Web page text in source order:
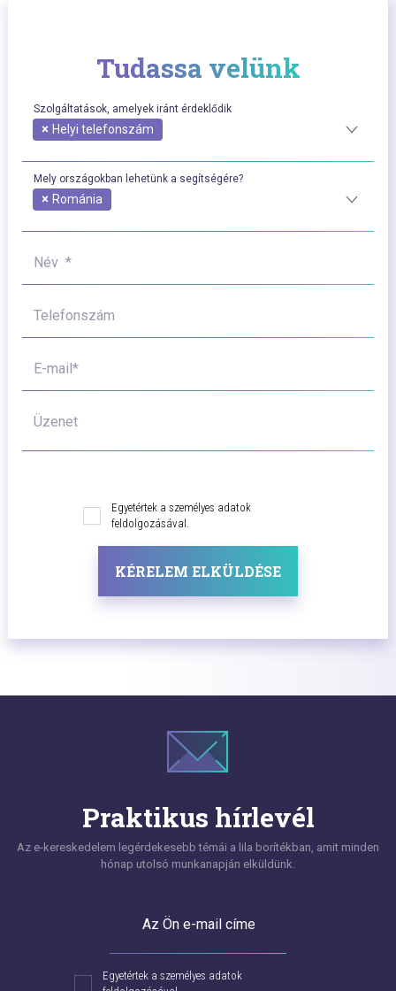
Tudassa velünk
Szolgáltatások, amelyek iránt érdeklődik
× Helyi telefonszám
Mely országokban lehetünk a segítségére?
× Románia
Név *
Telefonszám
E-mail*
Üzenet
Egyetértek a személyes adatok
feldolgozásával.
KÉRELEM ELKÜLDÉSE
Praktikus hírlevél
Az e-kereskedelem legérdekesebb témái a lila borítékban, amit minden
hónap utolsó munkanapján elküldünk.
Az Ön e-mail címe
Egyetértek a személyes adatok